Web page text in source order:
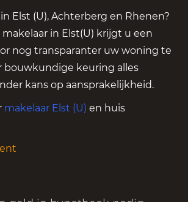
Elst (U), Achterberg en Rhenen?
in Elst(U) krijgt u een
nog transparanter uw woning te
bouwkundige keuring alles
kans op aansprakelijkheid.
makelaar Elst (U) en huis